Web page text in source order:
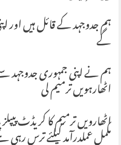
ہم جدوجہد کے قائل ہیں اور
گے
اٹھارہویں ترمیم لی
اٹھارویں ترمیم کا کریڈٹ